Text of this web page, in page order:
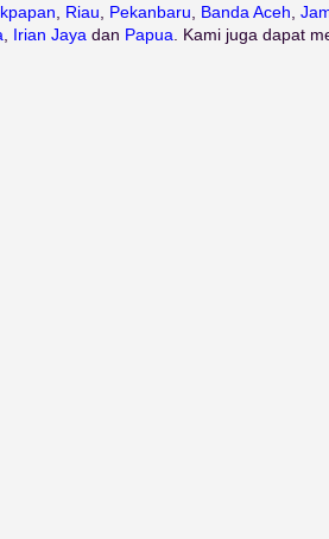
Riau Pekanbaru Banda Aceh
Irian Jaya dan Papua . Kami juga dapat